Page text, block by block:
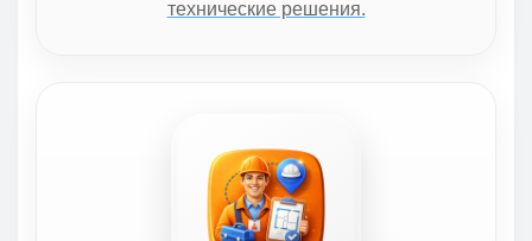
технические решения.